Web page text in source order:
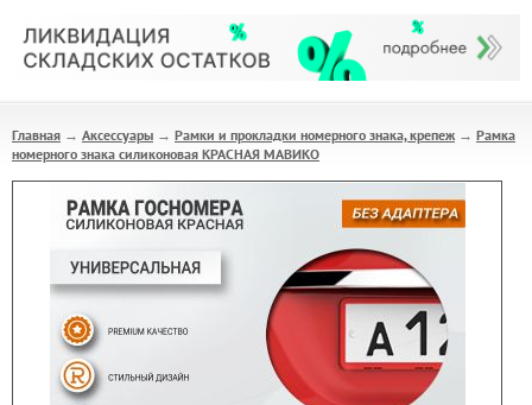
Главная → Аксессуары → Рамки и прокладки номерного знака, крепеж → Рамка
номерного знака силиконовая КРАСНАЯ МАВИКО